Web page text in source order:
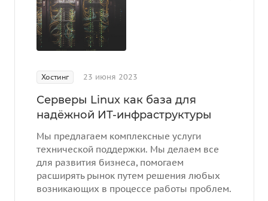
Хостинг 23 июня 2023
Серверы Linux как база для
надёжной ИТ-инфраструктуры
Мы предлагаем комплексные услуги
технической поддержки. Мы делаем все
для развития бизнеса, помогаем
расширять рынок путем решения любых
возникающих в процессе работы проблем.